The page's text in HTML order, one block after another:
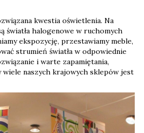
kwestia oświetlenia. Na
światła halogenowe w ruchomych
ekspozycję, przestawiamy meble,
strumień światła w odpowiednie
i warte zapamiętania,
wiele naszych krajowych sklepów jest